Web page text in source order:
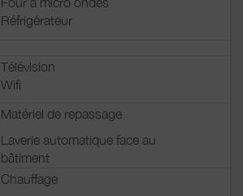
Réfrigérateur
Télévision
Wifi
Matériel de repassage
Laverie automatique face au
bâtiment
Chauffage